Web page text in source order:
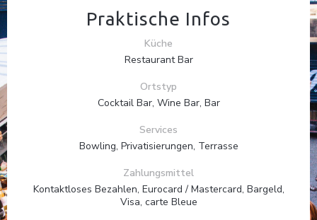
Praktische Infos
Küche
Restaurant Bar
Ortstyp
Cocktail Bar, Wine Bar, Bar
Services
Bowling, Privatisierungen, Terrasse
Zahlungsmittel
Kontaktloses Bezahlen, Eurocard / Mastercard, Bargeld,
Visa, carte Bleue